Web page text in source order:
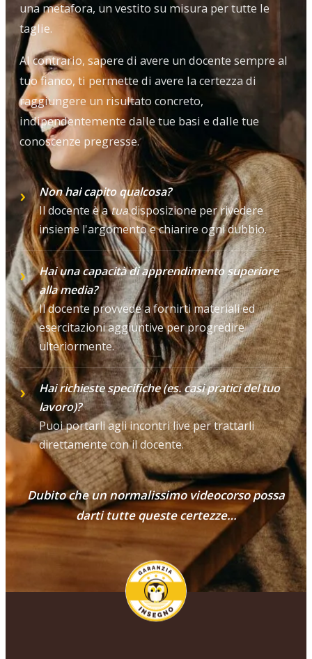
una metafora, un vestito su misura per tutte le
taglie.
Al contrario, sapere di avere un docente sempre al
tuo fianco, ti permette di avere la certezza di
raggiungere un risultato concreto,
indipendentemente dalle tue basi e dalle tue
conoscenze pregresse.
Non hai capito qualcosa?
Il docente è atuadisposizione per rivedere
insieme l'argomento e chiarire ogni dubbio.
Hai una capacità di apprendimento superiore
alla media?
Il docente provvede a fornirti materiali ed
esercitazioni aggiuntive per progredire
ulteriormente.
Hai richieste specifiche (es. casi pratici del tuo
lavoro)?
Puoi portarli agli incontri live per trattarli
direttamente con il docente.
Dubito che un normalissimo videocorso possa
darti tutte queste certezze…